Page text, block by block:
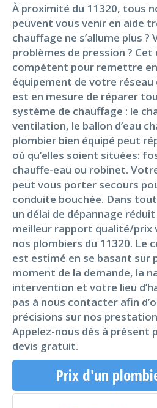
À proximité du 11320, tous
peuvent vous venir en aide
chauffage ne s’allume plus ?
problèmes de pression ?
compétent pour remettre
équipement de votre
est en mesure de réparer
système de chauffage : le
ventilation, le ballon d’eau
plombier bien équipé peut
où qu’elles soient situées:
chauffe-eau ou robinet.
peut vous porter secours
conduite bouchée. Dans
un délai de dépannage
meilleur rapport qualité/prix
nos plombiers du 11320. Le
est estimé en se basant sur
moment de la demande, la
intervention et votre lieu
pas à nous contacter afin
précisions sur nos
Appelez-nous dès à présent
devis gratuit.
Prix d'un